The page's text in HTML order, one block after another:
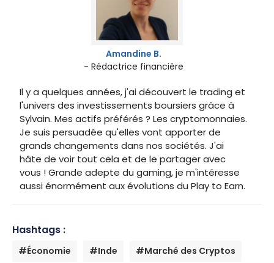
Amandine B.
- Rédactrice financière
Il y a quelques années, j'ai découvert le trading et
l'univers des investissements boursiers grâce à
Sylvain. Mes actifs préférés ? Les cryptomonnaies.
Je suis persuadée qu'elles vont apporter de
grands changements dans nos sociétés. J'ai
hâte de voir tout cela et de le partager avec
vous ! Grande adepte du gaming, je m'intéresse
aussi énormément aux évolutions du Play to Earn.
Hashtags :
#Économie #Inde
#Marché des Cryptos